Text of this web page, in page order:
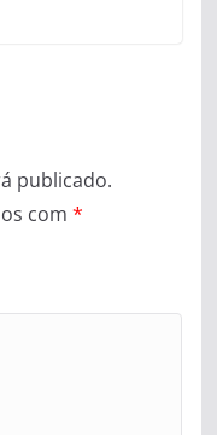
publicado.
com *